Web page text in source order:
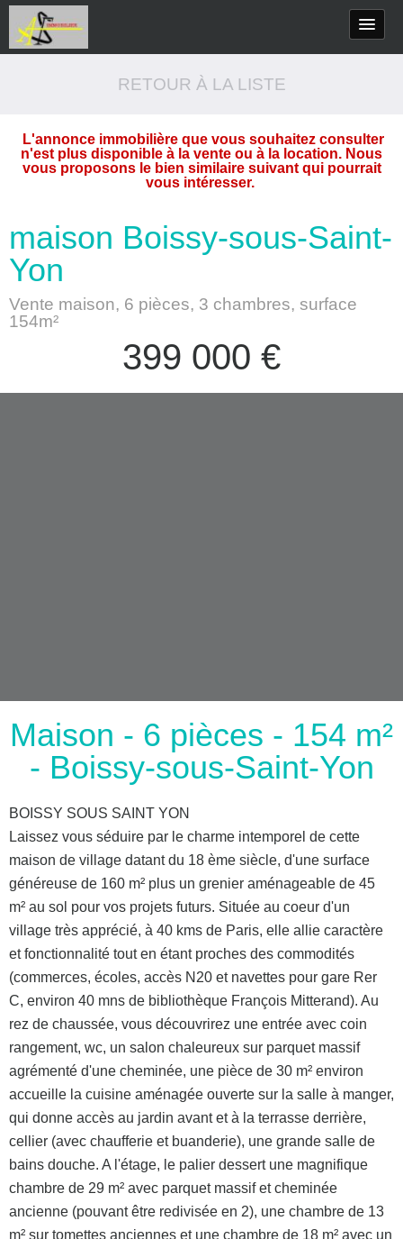
RETOUR À LA LISTE
L'annonce immobilière que vous souhaitez consulter
n'est plus disponible à la vente ou à la location. Nous
vous proposons le bien similaire suivant qui pourrait
vous intéresser.
maison Boissy-sous-Saint-
Yon
Vente maison, 6 pièces, 3 chambres, surface
154m²
399 000 €
Maison - 6 pièces - 154 m²
- Boissy-sous-Saint-Yon
BOISSY SOUS SAINT YON
Laissez vous séduire par le charme intemporel de cette
maison de village datant du 18 ème siècle, d'une surface
généreuse de 160 m² plus un grenier aménageable de 45
m² au sol pour vos projets futurs. Située au coeur d'un
village très apprécié, à 40 kms de Paris, elle allie caractère
et fonctionnalité tout en étant proches des commodités
(commerces, écoles, accès N20 et navettes pour gare Rer
C, environ 40 mns de bibliothèque François Mitterand). Au
rez de chaussée, vous découvrirez une entrée avec coin
rangement, wc, un salon chaleureux sur parquet massif
agrémenté d'une cheminée, une pièce de 30 m² environ
accueille la cuisine aménagée ouverte sur la salle à manger,
qui donne accès au jardin avant et à la terrasse derrière,
cellier (avec chaufferie et buanderie), une grande salle de
bains douche. A l'étage, le palier dessert une magnifique
chambre de 29 m² avec parquet massif et cheminée
ancienne (pouvant être redivisée en 2), une chambre de 13
m² sur tomettes anciennes et une chambre de 18 m² avec un